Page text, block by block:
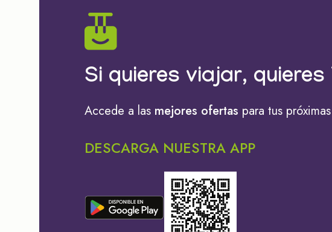
Si quieres viajar,
Accede a las mejores ofertas para tus
DESCARGA NUESTRA APP